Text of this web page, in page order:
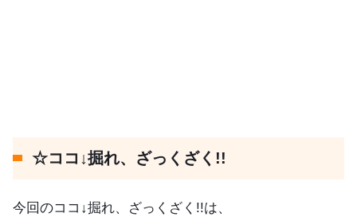
☆ココ↓掘れ、ざっくざく!!
今回のココ↓掘れ、ざっくざく!!は、